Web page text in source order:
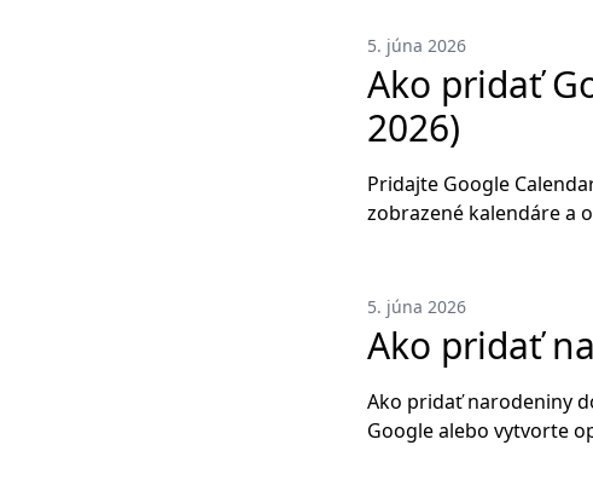
5. júna 2026
Ako pridať
2026)
Pridajte Google
zobrazené kalendáre a
5. júna 2026
Ako pridať
Ako pridať narodeniny
Google alebo vytvorte